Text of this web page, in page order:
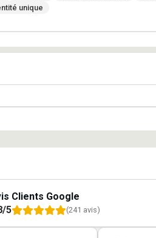
unique
Clients Google
5
(241 avis)